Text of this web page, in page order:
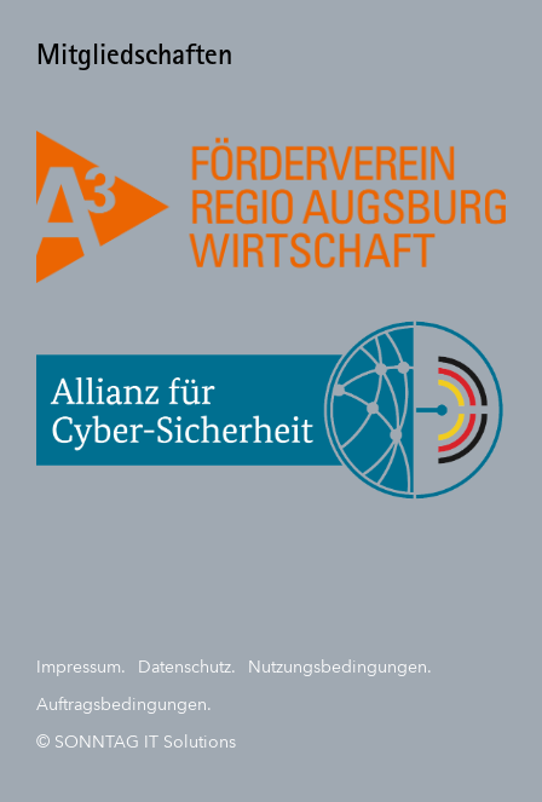
Mitgliedschaften
Impressum. Datenschutz. Nutzungsbedingungen.
Auftragsbedingungen.
© SONNTAG IT Solutions